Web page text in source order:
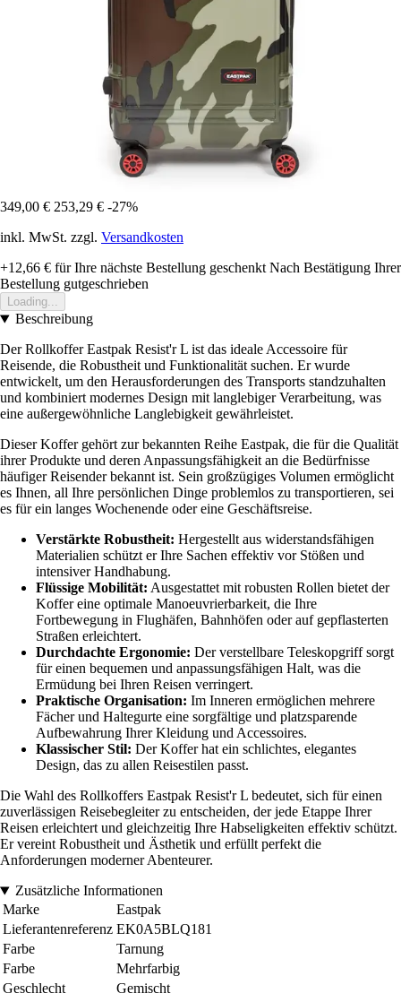
349,00 € 253,29 € -27%
inkl. MwSt. zzgl. Versandkosten
+12,66 € für Ihre nächste Bestellung geschenkt Nach Bestätigung Ihrer
Bestellung gutgeschrieben
Loading...
Beschreibung
Der Rollkoffer Eastpak Resist'r L ist das ideale Accessoire für
Reisende, die Robustheit und Funktionalität suchen. Er wurde
entwickelt, um den Herausforderungen des Transports standzuhalten
und kombiniert modernes Design mit langlebiger Verarbeitung, was
eine außergewöhnliche Langlebigkeit gewährleistet.
Dieser Koffer gehört zur bekannten Reihe Eastpak, die für die Qualität
ihrer Produkte und deren Anpassungsfähigkeit an die Bedürfnisse
häufiger Reisender bekannt ist. Sein großzügiges Volumen ermöglicht
es Ihnen, all Ihre persönlichen Dinge problemlos zu transportieren, sei
es für ein langes Wochenende oder eine Geschäftsreise.
Verstärkte Robustheit: Hergestellt aus widerstandsfähigen
Materialien schützt er Ihre Sachen effektiv vor Stößen und
intensiver Handhabung.
Flüssige Mobilität: Ausgestattet mit robusten Rollen bietet der
Koffer eine optimale Manoeuvrierbarkeit, die Ihre
Fortbewegung in Flughäfen, Bahnhöfen oder auf gepflasterten
Straßen erleichtert.
Durchdachte Ergonomie: Der verstellbare Teleskopgriff sorgt
für einen bequemen und anpassungsfähigen Halt, was die
Ermüdung bei Ihren Reisen verringert.
Praktische Organisation: Im Inneren ermöglichen mehrere
Fächer und Haltegurte eine sorgfältige und platzsparende
Aufbewahrung Ihrer Kleidung und Accessoires.
Klassischer Stil: Der Koffer hat ein schlichtes, elegantes
Design, das zu allen Reisestilen passt.
Die Wahl des Rollkoffers Eastpak Resist'r L bedeutet, sich für einen
zuverlässigen Reisebegleiter zu entscheiden, der jede Etappe Ihrer
Reisen erleichtert und gleichzeitig Ihre Habseligkeiten effektiv schützt.
Er vereint Robustheit und Ästhetik und erfüllt perfekt die
Anforderungen moderner Abenteurer.
Zusätzliche Informationen
Marke
Eastpak
Lieferantenreferenz EK0A5BLQ181
Farbe
Tarnung
Farbe
Mehrfarbig
Geschlecht
Gemischt